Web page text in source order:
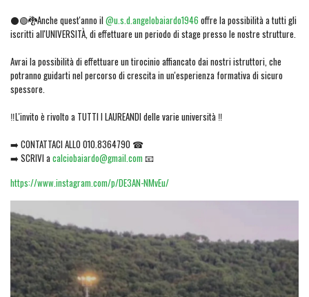
⚫🟢🐉Anche quest'anno il@u.s.d.angelobaiardo1946 offre la possibilità a tutti gli
iscritti all'UNIVERSITÀ, di effettuare un periodo di stage presso le nostre strutture.
Avrai la possibilità di effettuare un tirocinio affiancato dai nostri istruttori, che
potranno guidarti nel percorso di crescita in un'esperienza formativa di sicuro
spessore.
‼️L'invito è rivolto a TUTTI I LAUREANDI delle varie università ‼️
➡️ CONTATTACI ALLO 010.8364790 ☎
➡️ SCRIVI acalciobaiardo@gmail.com 📧
https://www.instagram.com/p/DE3AN-NMvEu/